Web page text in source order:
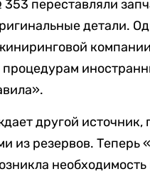
переставляли
детали.
другой
из резервов. Теперь